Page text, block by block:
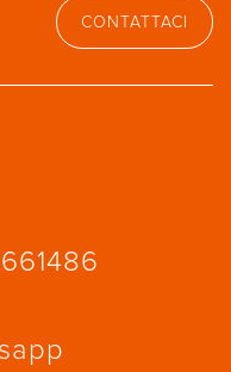
CONTATTACI